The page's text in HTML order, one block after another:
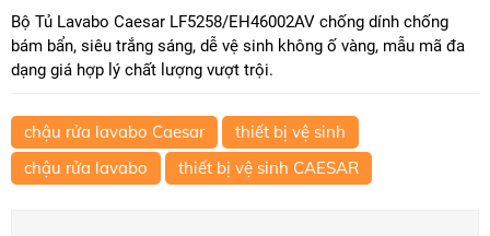
Bộ Tủ Lavabo Caesar LF5258/EH46002AV chống dính chống
bám bẩn, siêu trắng sáng, dễ vệ sinh không ố vàng, mẫu mã đa
dạng giá hợp lý chất lượng vượt trội.
chậu rửa lavabo Caesar
thiết bị vệ sinh
chậu rửa lavabo
thiết bị vệ sinh CAESAR